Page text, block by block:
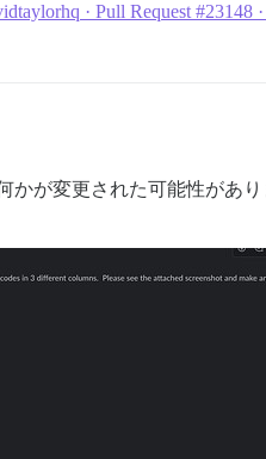
· Pull Request #23148
が変更された可能性があ